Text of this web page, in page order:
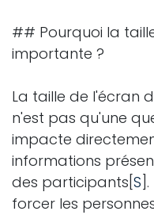
## Pourquoi la
importante ?
La taille de l'écran
n'est pas qu'une
impacte
informations
des participants[S
forcer les